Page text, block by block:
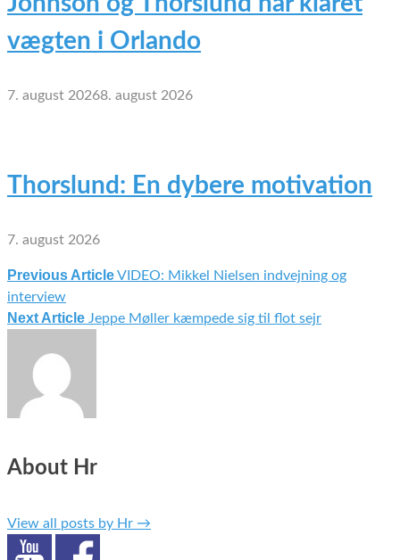
vægten i Orlando
7. august 20268. august 2026
Thorslund: En dybere motivation
7. august 2026
Indlægsnavigation
Previous ArticleVIDEO: Mikkel Nielsen indvejning og
interview
Next Article Jeppe Møller kæmpede sig til flot sejr
About Hr
View all posts by Hr →